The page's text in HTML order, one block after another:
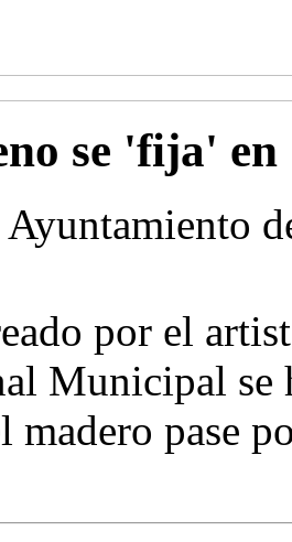
se 'fija'
por el
Municipal se
madero pase